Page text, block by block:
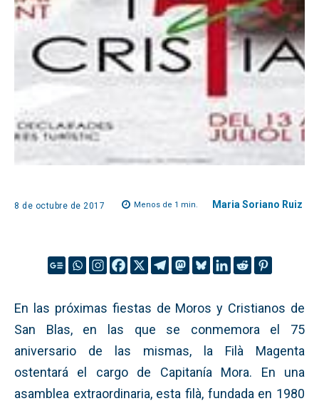
8 de octubre de 2017 Menos de 1 min. Maria Soriano Ruiz
En las próximas fiestas de Moros y Cristianos de
San Blas, en las que se conmemora el 75
aniversario de las mismas, la Filà Magenta
ostentará el cargo de Capitanía Mora. En una
asamblea extraordinaria, esta filà, fundada en 1980